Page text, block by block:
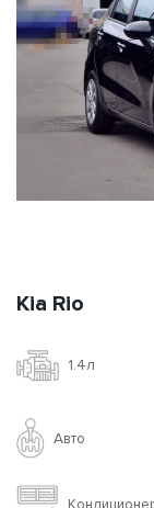
Kia Rio
1.4л
Авто